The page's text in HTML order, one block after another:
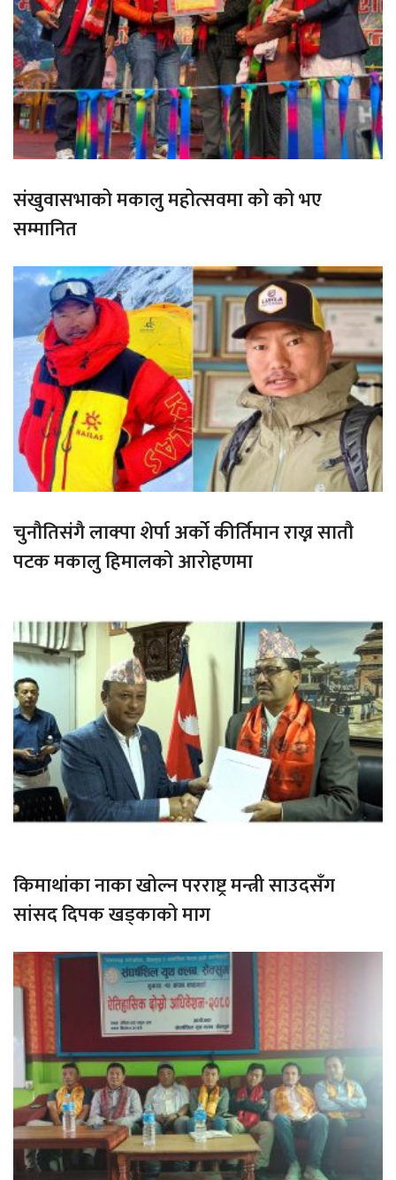
संखुवासभाको मकालु महोत्सवमा को को भए
सम्मानित
चुनौतिसंगै लाक्पा शेर्पा अर्को कीर्तिमान राख्न सातौ
पटक मकालु हिमालको आरोहणमा
किमाथांका नाका खोल्न परराष्ट्र मन्त्री साउदसँग
सांसद दिपक खड्काको माग